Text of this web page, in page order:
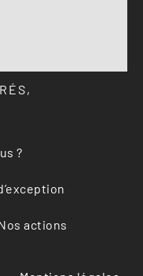
?
actions